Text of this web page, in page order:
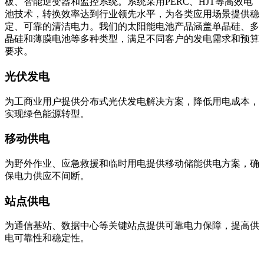
池技术，转换效率达到行业领先水平，为各类应用场景提供稳
定、可靠的清洁电力。我们的太阳能电池产品涵盖单晶硅、多
晶硅和薄膜电池等多种类型，满足不同客户的发电需求和预算
要求。
光伏发电
为工商业用户提供分布式光伏发电解决方案，降低用电成本，
实现绿色能源转型。
移动供电
为野外作业、应急救援和临时用电提供移动储能供电方案，确
保电力供应不间断。
站点供电
为通信基站、数据中心等关键站点提供可靠电力保障，提高供
电可靠性和稳定性。